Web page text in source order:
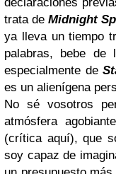
trata deMidnight
ya lleva un tiempo
palabras, bebe de
especialmente de
es un alienígena
No sé vosotros
atmósfera
(crítica aquí), que
soy capaz de